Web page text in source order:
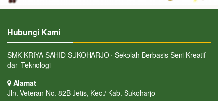
Hubungi Kami
SMK KRIYA SAHID SUKOHARJO ⋅ Sekolah Berbasis Seni Kreatif
dan Teknologi
Alamat
Jln. Veteran No. 82B Jetis, Kec./ Kab. Sukoharjo